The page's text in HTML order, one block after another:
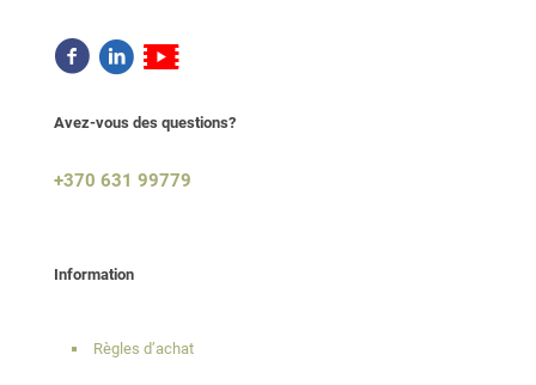
Avez-vous des questions?
+370 631 99779
Information
Règles d’achat